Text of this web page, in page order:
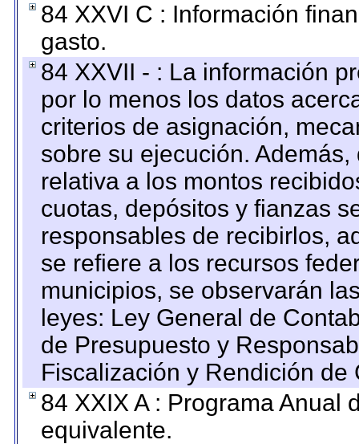
84 XXVI C : Información
gasto.
84 XXVII - : La información
por lo menos los datos
criterios de asignación,
sobre su ejecución.
relativa a los montos
cuotas, depósitos y fianzas
responsables de recibirlos,
se refiere a los recursos
municipios, se observarán
leyes: Ley General de
de Presupuesto y
Fiscalización y Rendición
84 XXIX A : Programa Anual
equivalente.